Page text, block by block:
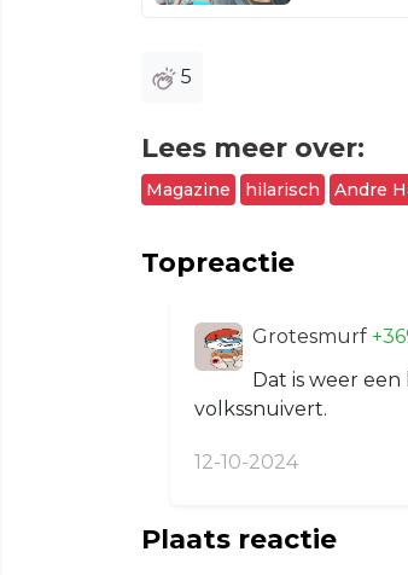
5
Lees meer over:
Magazine hilarisch Andre
Topreactie
Grotesmurf
Dat is weer
volkssnuivert.
12-10-2024
Plaats reactie